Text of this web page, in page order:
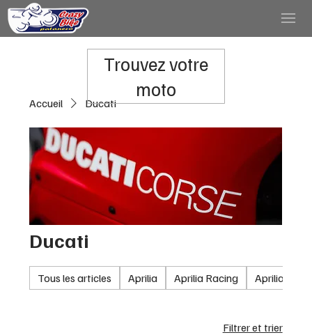
Accueil Ducati
Ducati
Tous les articles Aprilia Aprilia Racing Aprilia
Filtrer et trier
Trouvez votre
moto